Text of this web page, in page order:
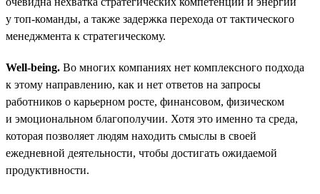
у топ-команды, а также задержка перехода от тактического
менеджмента к стратегическому.
Well-being. Во многих компаниях нет комплексного подхода
к этому направлению, как и нет ответов на запросы
работников о карьерном росте, финансовом, физическом
и эмоциональном благополучии. Хотя это именно та среда,
которая позволяет людям находить смыслы в своей
ежедневной деятельности, чтобы достигать ожидаемой
продуктивности.